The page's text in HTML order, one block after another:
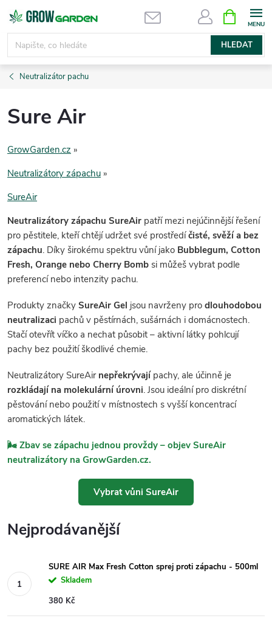
Přejít
obsah
HLEDAT
NÁKUPNÍ
KOŠÍK
Neutralizátor pachu
Sure Air
GrowGarden.cz »
Neutralizátory zápachu »
SureAir
Neutralizátory zápachu SureAir patří mezi nejúčinnější řešení
pro pěstitele, kteří chtějí udržet své prostředíčisté, svěží a bez
zápachu. Díky širokému spektru vůní jako Bubblegum, Cotton
Fresh, Orange nebo Cherry Bomb si můžeš vybrat podle
preferencí nebo intenzity pachu.
Produkty značky SureAir Gel jsou navrženy pro dlouhodobou
neutralizaci pachů v pěstírnách, sušárnách i domácnostech.
Stačí otevřít víčko a nechat působit – aktivní látky pohlcují
pachy bez použití škodlivé chemie.
Neutralizátory SureAir nepřekrývajípachy, ale účinně je
rozkládají na molekulární úrovni. Jsou ideální pro diskrétní
pěstování nebo použití v místnostech s vyšší koncentrací
aromatických látek.
🌬️ Zbav se zápachu jednou provždy – objev SureAir
neutralizátory na GrowGarden.cz.
Vybrat vůni SureAir
Nejprodávanější
SURE AIR Max Fresh Cotton sprej proti zápachu - 500ml
Skladem
380 Kč